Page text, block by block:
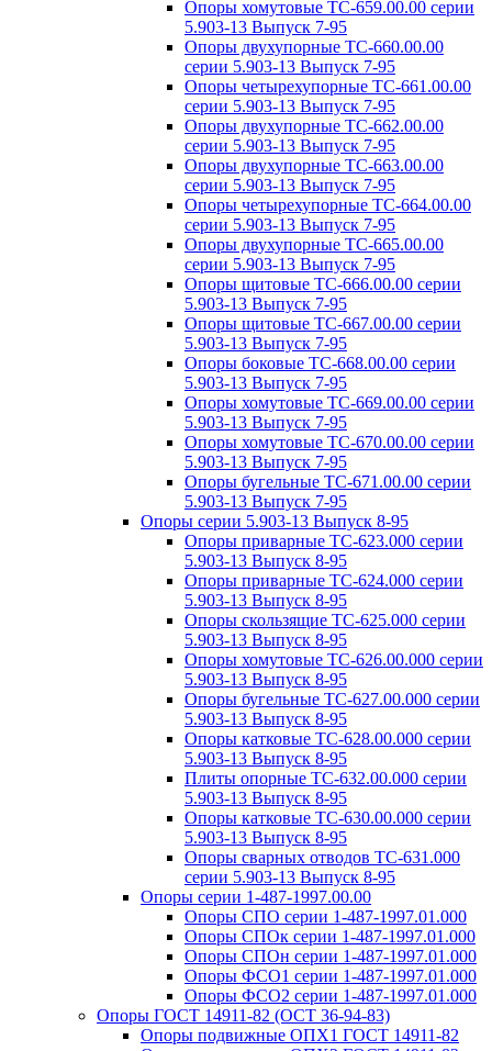
Опоры хомутовые ТС-659.00.00 серии
5.903-13 Выпуск 7-95
Опоры двухупорные ТС-660.00.00
серии 5.903-13 Выпуск 7-95
Опоры четырехупорные ТС-661.00.00
серии 5.903-13 Выпуск 7-95
Опоры двухупорные ТС-662.00.00
серии 5.903-13 Выпуск 7-95
Опоры двухупорные ТС-663.00.00
серии 5.903-13 Выпуск 7-95
Опоры четырехупорные ТС-664.00.00
серии 5.903-13 Выпуск 7-95
Опоры двухупорные ТС-665.00.00
серии 5.903-13 Выпуск 7-95
Опоры щитовые ТС-666.00.00 серии
5.903-13 Выпуск 7-95
Опоры щитовые ТС-667.00.00 серии
5.903-13 Выпуск 7-95
Опоры боковые ТС-668.00.00 серии
5.903-13 Выпуск 7-95
Опоры хомутовые ТС-669.00.00 серии
5.903-13 Выпуск 7-95
Опоры хомутовые ТС-670.00.00 серии
5.903-13 Выпуск 7-95
Опоры бугельные ТС-671.00.00 серии
5.903-13 Выпуск 7-95
Опоры серии 5.903-13 Выпуск 8-95
Опоры приварные ТС-623.000 серии
5.903-13 Выпуск 8-95
Опоры приварные ТС-624.000 серии
5.903-13 Выпуск 8-95
Опоры скользящие ТС-625.000 серии
5.903-13 Выпуск 8-95
Опоры хомутовые ТС-626.00.000 серии
5.903-13 Выпуск 8-95
Опоры бугельные ТС-627.00.000 серии
5.903-13 Выпуск 8-95
Опоры катковые ТС-628.00.000 серии
5.903-13 Выпуск 8-95
Плиты опорные ТС-632.00.000 серии
5.903-13 Выпуск 8-95
Опоры катковые ТС-630.00.000 серии
5.903-13 Выпуск 8-95
Опоры сварных отводов ТС-631.000
серии 5.903-13 Выпуск 8-95
Опоры серии 1-487-1997.00.00
Опоры СПО серии 1-487-1997.01.000
Опоры СПОк серии 1-487-1997.01.000
Опоры СПОн серии 1-487-1997.01.000
Опоры ФСО1 серии 1-487-1997.01.000
Опоры ФСО2 серии 1-487-1997.01.000
Опоры ГОСТ 14911-82 (ОСТ 36-94-83)
Опоры подвижные ОПХ1 ГОСТ 14911-82